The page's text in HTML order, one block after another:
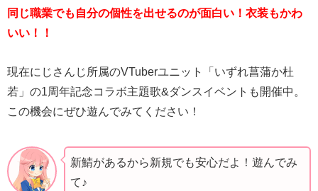
同じ職業でも自分の個性を出せるのが面白い！衣装もかわ
いい！！
現在にじさんじ所属のVTuberユニット「いずれ菖蒲か杜
若」の1周年記念コラボ主題歌&ダンスイベントも開催中。
この機会にぜひ遊んでみてください！
新鯖があるから新規でも安心だよ！遊んでみ
て♪